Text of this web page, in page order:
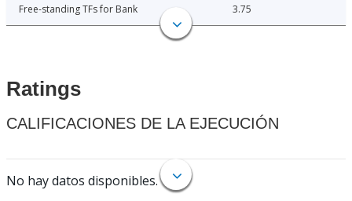
Free-standing TFs for Bank 3.75
Ratings
CALIFICACIONES DE LA EJECUCIÓN
No hay datos disponibles.